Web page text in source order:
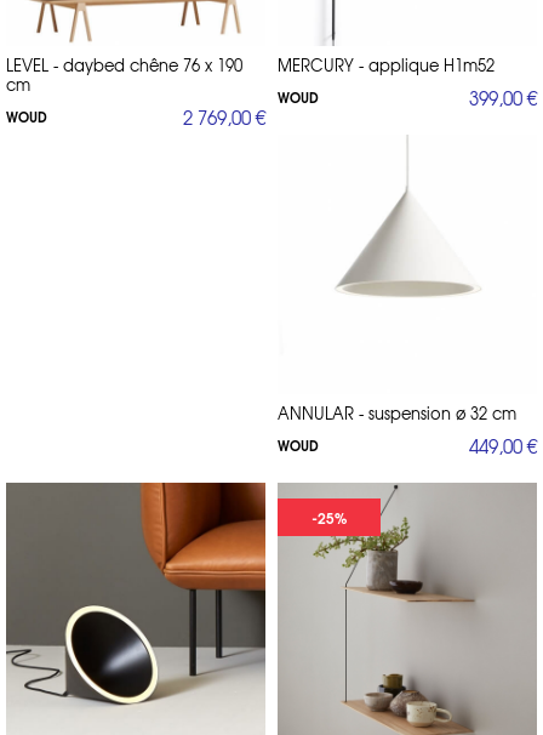
LEVEL - daybed chêne 76 x 190
cm
WOUD 2 769,00 €
MERCURY - applique H1m52
WOUD 399,00 €
ANNULAR - suspension ø 32 cm
WOUD 449,00 €
-25%